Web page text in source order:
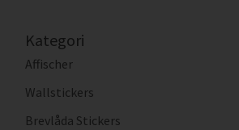
Kategori
Affischer
Wallstickers
Brevlåda Stickers